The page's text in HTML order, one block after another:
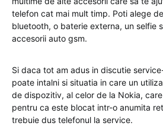
telefon cat mai mult timp. Poti alege
bluetooth, o baterie externa, un selfie
accesorii auto gsm.
Si daca tot am adus in discutie
poate intalni si situatia in care un
de dispozitiv, al celor de la Nokia,
pentru ca este blocat intr-o anumita
trebuie dus telefonul la service.